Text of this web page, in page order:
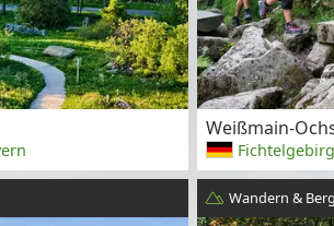
Weißmain-
Wandern &